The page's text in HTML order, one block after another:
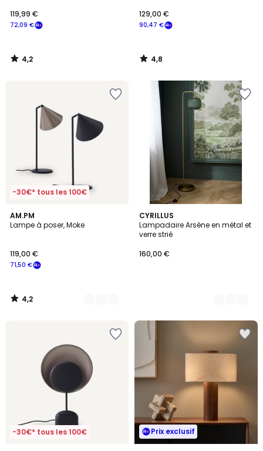
72,09 €
119,99 €
4,2
/
90,47 €
129,00 €
4,8
/
-30€* tous les 100€
AM.PM
Lampe à poser, Moke
71,50 €
119,00 €
4,2
/ 5
2
Couleurs
4,2
/
CYRILLUS
Lampadaire Arsène en métal et
verre strié
160,00 €
2
Couleurs
-30€* tous les 100€ Prix exclusif